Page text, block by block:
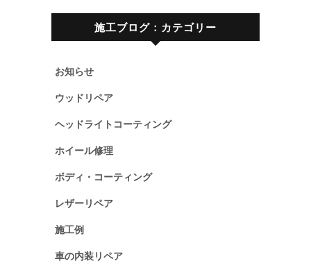
施工ブログ：カテゴリー
お知らせ
ウッドリペア
ヘッドライトコーティング
ホイール修理
ボディ・コーティング
レザーリペア
施工例
車の内装リペア